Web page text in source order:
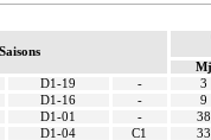
Saisons
Mj
D1-19 - 3
D1-16 - 9
D1-01 - 38
D1-04 C1 33